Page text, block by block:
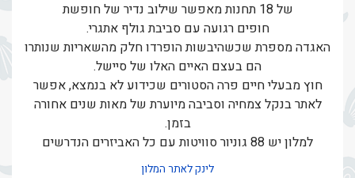
של 18 תחנות מאפשר שילוב נדיר של חופשת
חופים רגועה עם סביבת גולף אתגרי.
האגדה מספרת שכשהיבשות הופרדו חלק מהשאריות שנותרו
הם בעצם האיים האלו של סיישל.
חוץ מבעלי חיים פרה הסטורים שכידוע לא בנמצא, אפשר
לאתר בנקל צמחיה וסביבה מיוערת של מאות שנים אחורה
בזמן.
למלון יש 88 גוניור סוויטות עם כל האביזרים הנדרשים
לינק לאתר המלון